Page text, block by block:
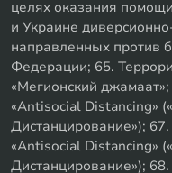
целях оказания
и Украине
направленных против
Федерации; 65.
«Мегионский
«Antisocial Distancing»
Дистанцирование»);
«Antisocial Distancing»
Дистанцирование»);